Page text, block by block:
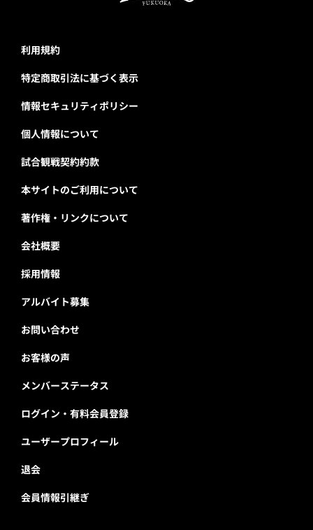
利用規約
特定商取引法に基づく表示
情報セキュリティポリシー
個人情報について
試合観戦契約約款
本サイトのご利用について
著作権・リンクについて
会社概要
採用情報
アルバイト募集
お問い合わせ
お客様の声
メンバーステータス
ログイン・有料会員登録
ユーザープロフィール
退会
会員情報引継ぎ